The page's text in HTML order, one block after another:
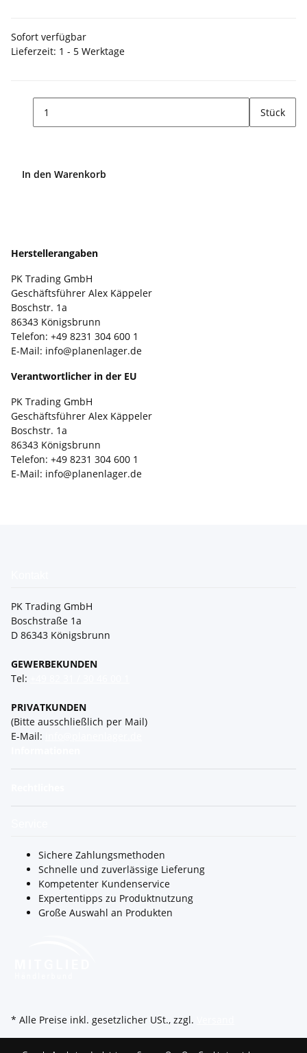
Sofort verfügbar
Lieferzeit: 1 - 5 Werktage
Stück
In den Warenkorb
Herstellerangaben
PK Trading GmbH
Geschäftsführer Alex Käppeler
Boschstr. 1a
86343 Königsbrunn
Telefon: +49 8231 304 600 1
E-Mail: info@planenlager.de
Verantwortlicher in der EU
PK Trading GmbH
Geschäftsführer Alex Käppeler
Boschstr. 1a
86343 Königsbrunn
Telefon: +49 8231 304 600 1
E-Mail: info@planenlager.de
PK Trading GmbH
Boschstraße 1a
D 86343 Königsbrunn
GEWERBEKUNDEN
Tel:
PRIVATKUNDEN
(Bitte ausschließlich per Mail)
E-Mail:
Sichere Zahlungsmethoden
Schnelle und zuverlässige Lieferung
Kompetenter Kundenservice
Expertentipps zu Produktnutzung
Große Auswahl an Produkten
* Alle Preise inkl. gesetzlicher USt., zzgl.